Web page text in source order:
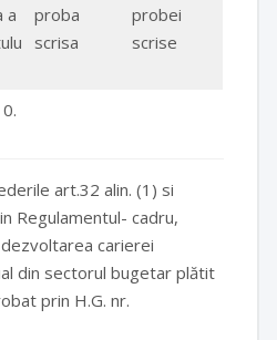
a
proba
scrisa
probei
scrise
art.32 alin. (1) si
Regulamentul- cadru,
carierei
din sectorul bugetar plătit
prin H.G. nr.